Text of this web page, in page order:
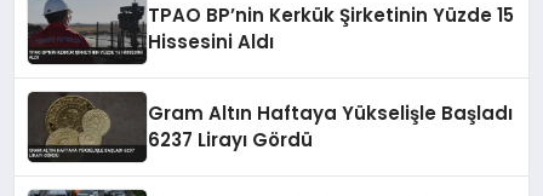
TPAO BP’nin Kerkük Şirketinin Yüzde 15
Hissesini Aldı
Gram Altın Haftaya Yükselişle Başladı
6237 Lirayı Gördü